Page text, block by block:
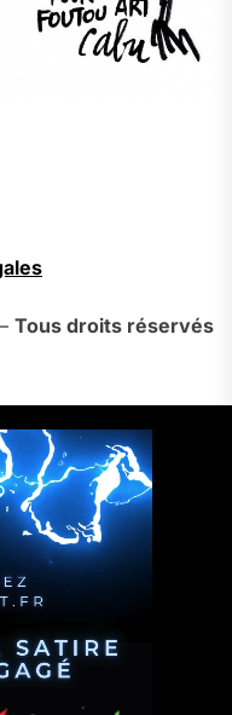
Tous droits réservés